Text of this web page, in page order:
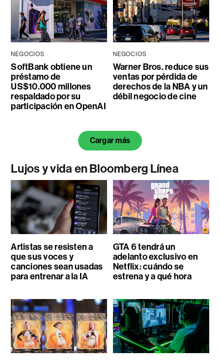
NEGOCIOS
SoftBank obtiene un
préstamo de
US$10.000 millones
respaldado por su
participación en OpenAI
NEGOCIOS
Warner Bros. reduce sus
ventas por pérdida de
derechos de la NBA y un
débil negocio de cine
Cargar más
Lujos y vida en Bloomberg Línea
Artistas se resisten a
que sus voces y
canciones sean usadas
para entrenar a la IA
GTA 6 tendrá un
adelanto exclusivo en
Netflix: cuándo se
estrena y a qué hora